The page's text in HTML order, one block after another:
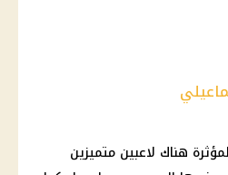
هناك لاعبين متميزين